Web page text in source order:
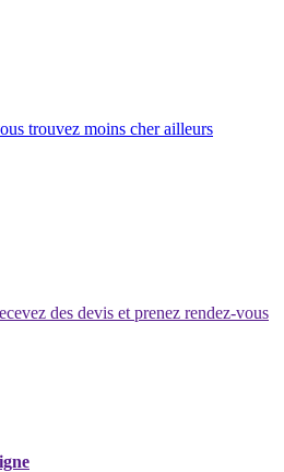
trouvez moins cher ailleurs
des devis et prenez rendez-vous